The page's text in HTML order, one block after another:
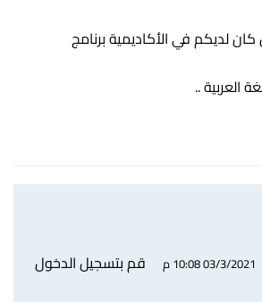
لديكم في الأكاديمية برنامج
العربية ..
03/3/2021 10:08 م
قم بتسجيل الدخول